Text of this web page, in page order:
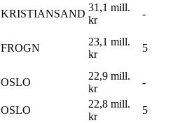
KRISTIANSAND
31,1 mill.
kr
-
FROGN
23,1 mill.
kr
5
OSLO
22,9 mill.
kr
-
OSLO
22,8 mill.
kr
5